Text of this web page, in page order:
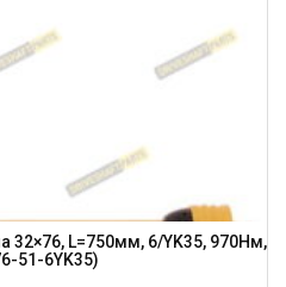
32×76, L=750мм, 6/YK35, 970Нм,
51-6YK35)